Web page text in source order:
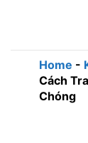
Home -
Cách
Chóng